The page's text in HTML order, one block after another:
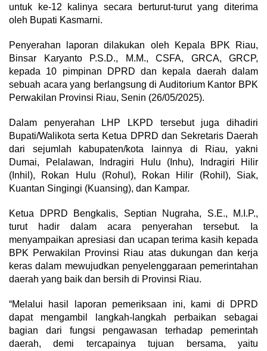
untuk ke-12 kalinya secara berturut-turut yang diterima
oleh Bupati Kasmarni.
Penyerahan laporan dilakukan oleh Kepala BPK Riau,
Binsar Karyanto P.S.D., M.M., CSFA, GRCA, GRCP,
kepada 10 pimpinan DPRD dan kepala daerah dalam
sebuah acara yang berlangsung di Auditorium Kantor BPK
Perwakilan Provinsi Riau, Senin (26/05/2025).
Dalam penyerahan LHP LKPD tersebut juga dihadiri
Bupati/Walikota serta Ketua DPRD dan Sekretaris Daerah
dari sejumlah kabupaten/kota lainnya di Riau, yakni
Dumai, Pelalawan, Indragiri Hulu (Inhu), Indragiri Hilir
(Inhil), Rokan Hulu (Rohul), Rokan Hilir (Rohil), Siak,
Kuantan Singingi (Kuansing), dan Kampar.
Ketua DPRD Bengkalis, Septian Nugraha, S.E., M.I.P.,
turut hadir dalam acara penyerahan tersebut. Ia
menyampaikan apresiasi dan ucapan terima kasih kepada
BPK Perwakilan Provinsi Riau atas dukungan dan kerja
keras dalam mewujudkan penyelenggaraan pemerintahan
daerah yang baik dan bersih di Provinsi Riau.
“Melalui hasil laporan pemeriksaan ini, kami di DPRD
dapat mengambil langkah-langkah perbaikan sebagai
bagian dari fungsi pengawasan terhadap pemerintah
daerah, demi tercapainya tujuan bersama, yaitu